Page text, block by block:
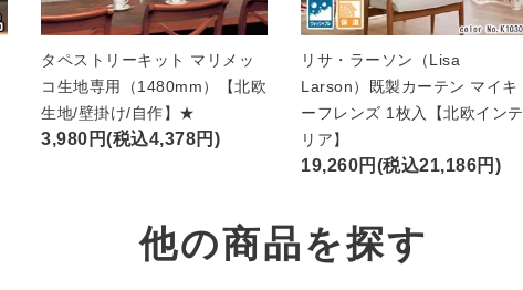
タペストリーキット マリメッ
コ生地専用（1480mm）【北欧
生地/壁掛け/自作】★
3,980円(税込4,378円)
リサ・ラーソン（Lisa
Larson）既製カーテン マイキ
ーフレンズ 1枚入【北欧インテ
リア】
19,260円(税込21,186円)
他の商品を探す